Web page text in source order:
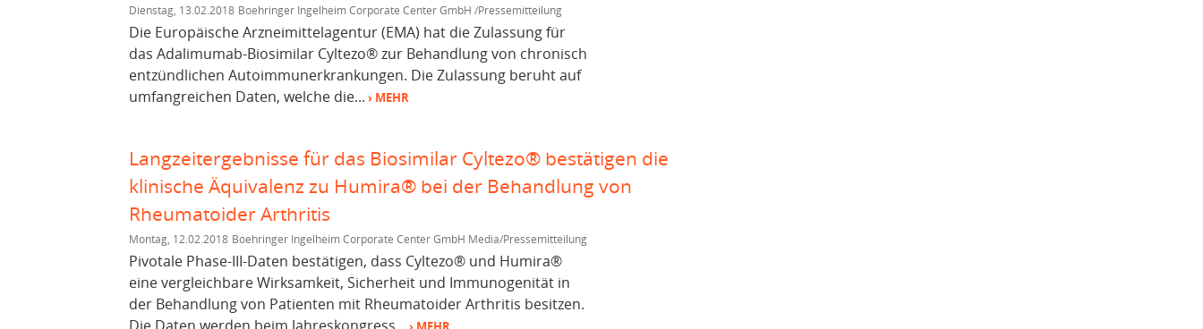
Dienstag, 13.02.2018 Boehringer Ingelheim Corporate Center GmbH /Pressemitteilung
Die Europäische Arzneimittelagentur (EMA) hat die Zulassung für
das Adalimumab-Biosimilar Cyltezo® zur Behandlung von chronisch
entzündlichen Autoimmunerkrankungen. Die Zulassung beruht auf
umfangreichen Daten, welche die... › MEHR
Langzeitergebnisse für das Biosimilar Cyltezo® bestätigen die
klinische Äquivalenz zu Humira® bei der Behandlung von
Rheumatoider Arthritis
Montag, 12.02.2018 Boehringer Ingelheim Corporate Center GmbH Media/Pressemitteilung
Pivotale Phase-III-Daten bestätigen, dass Cyltezo® und Humira®
eine vergleichbare Wirksamkeit, Sicherheit und Immunogenität in
der Behandlung von Patienten mit Rheumatoider Arthritis besitzen.
Die Daten werden beim Jahreskongress...